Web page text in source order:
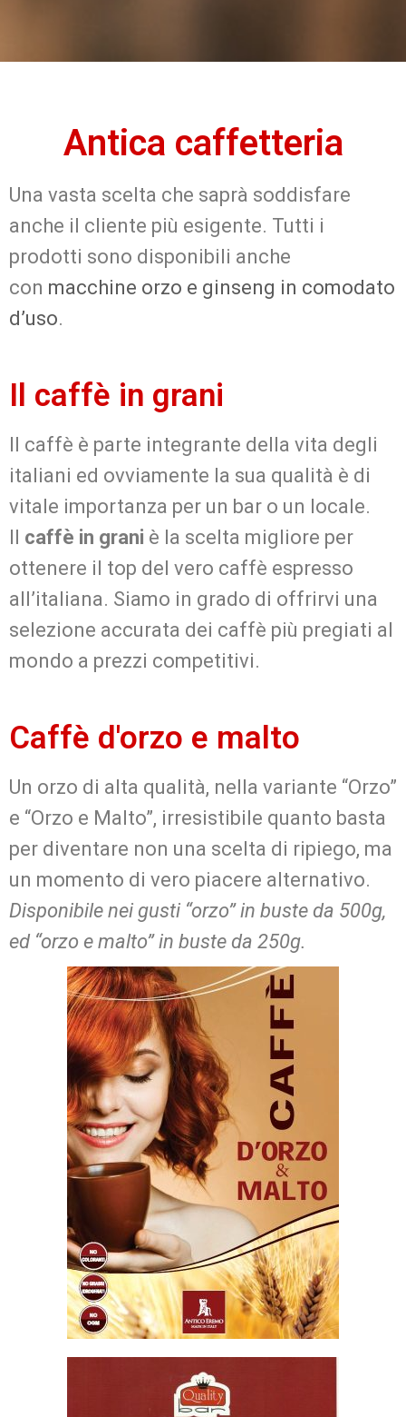
Antica caffetteria
Una vasta scelta che saprà soddisfare
anche il cliente più esigente. Tutti i
prodotti sono disponibili anche
con macchine orzo e ginseng in comodato
d’uso.
Il caffè in grani
Il caffè è parte integrante della vita degli
italiani ed ovviamente la sua qualità è di
vitale importanza per un bar o un locale.
Il caffè in grani è la scelta migliore per
ottenere il top del vero caffè espresso
all’italiana. Siamo in grado di offrirvi una
selezione accurata dei caffè più pregiati al
mondo a prezzi competitivi.
Caffè d'orzo e malto
Un orzo di alta qualità, nella variante “Orzo”
e “Orzo e Malto”, irresistibile quanto basta
per diventare non una scelta di ripiego, ma
un momento di vero piacere alternativo.
Disponibile nei gusti “orzo” in buste da 500g,
ed “orzo e malto” in buste da 250g.